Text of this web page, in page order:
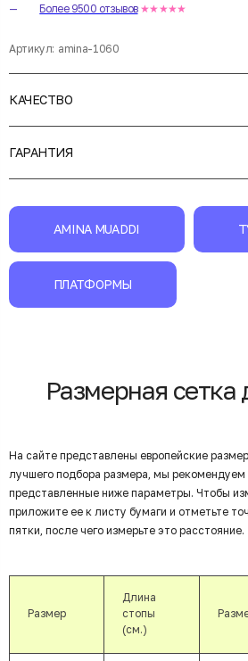
Более 9500 отзывов ★★★★★
Артикул: amina-1060
КАЧЕСТВО
ГАРАНТИЯ
AMINA MUADDI
ПЛАТФОРМЫ
Размерная сетка
На сайте представлены европейские
лучшего подбора размера, мы рекомендуем
представленные ниже параметры. Чтобы
приложите ее к листу бумаги и отметьте
пятки, после чего измерьте это расстояние.
Размер
Длина
стопы
(см.)